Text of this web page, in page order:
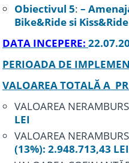
Obiectivul 5: –
Bike&Ride si
DATA INCEPERE:
PERIOADA DE
VALOAREA TOTALĂ A
VALOAREA
LEI
VALOAREA
(13%): 2.948.713,43 LEI